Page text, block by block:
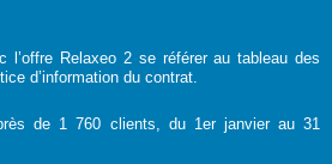
l’offre Relaxeo 2 se référer au tableau des
d’information du contrat.
de 1 760 clients, du 1er janvier au 31